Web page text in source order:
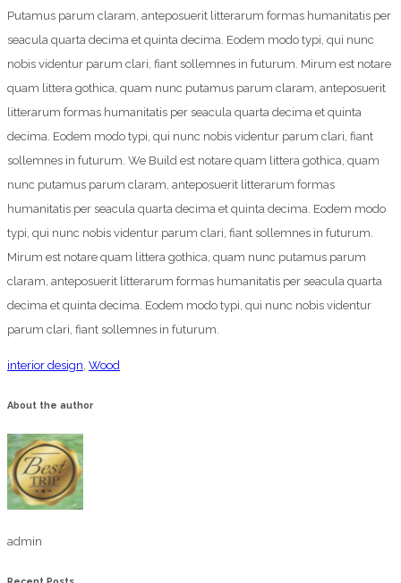
Putamus parum claram, anteposuerit litterarum formas humanitatis per
seacula quarta decima et quinta decima. Eodem modo typi, qui nunc
nobis videntur parum clari, fiant sollemnes in futurum. Mirum est notare
quam littera gothica, quam nunc putamus parum claram, anteposuerit
litterarum formas humanitatis per seacula quarta decima et quinta
decima. Eodem modo typi, qui nunc nobis videntur parum clari, fiant
sollemnes in futurum. We Build est notare quam littera gothica, quam
nunc putamus parum claram, anteposuerit litterarum formas
humanitatis per seacula quarta decima et quinta decima. Eodem modo
typi, qui nunc nobis videntur parum clari, fiant sollemnes in futurum.
Mirum est notare quam littera gothica, quam nunc putamus parum
claram, anteposuerit litterarum formas humanitatis per seacula quarta
decima et quinta decima. Eodem modo typi, qui nunc nobis videntur
parum clari, fiant sollemnes in futurum.
interior design Wood
About the author
admin